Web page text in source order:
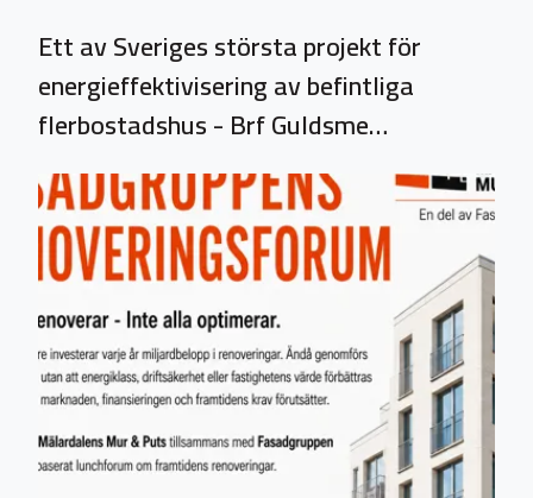
Ett av Sveriges största projekt för
energieffektivisering av befintliga
flerbostadshus - Brf Guldsme…